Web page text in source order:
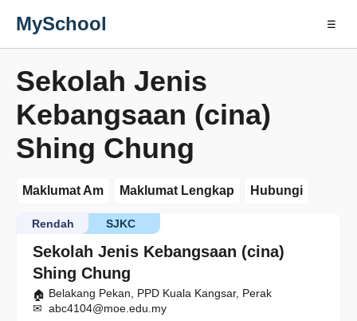
MySchool ☰
Sekolah Jenis
Kebangsaan (cina)
Shing Chung
Maklumat Am Maklumat Lengkap Hubungi
Sekolah Jenis Kebangsaan (cina)
Shing Chung
SJKC
Rendah
Belakang Pekan, PPD Kuala Kangsar, Perak
abc4104@moe.edu.my